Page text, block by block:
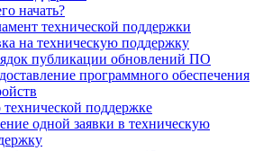
начать?
технической поддержки
на техническую поддержку
публикации обновлений ПО
программного обеспечения
технической поддержке
одной заявки в техническую